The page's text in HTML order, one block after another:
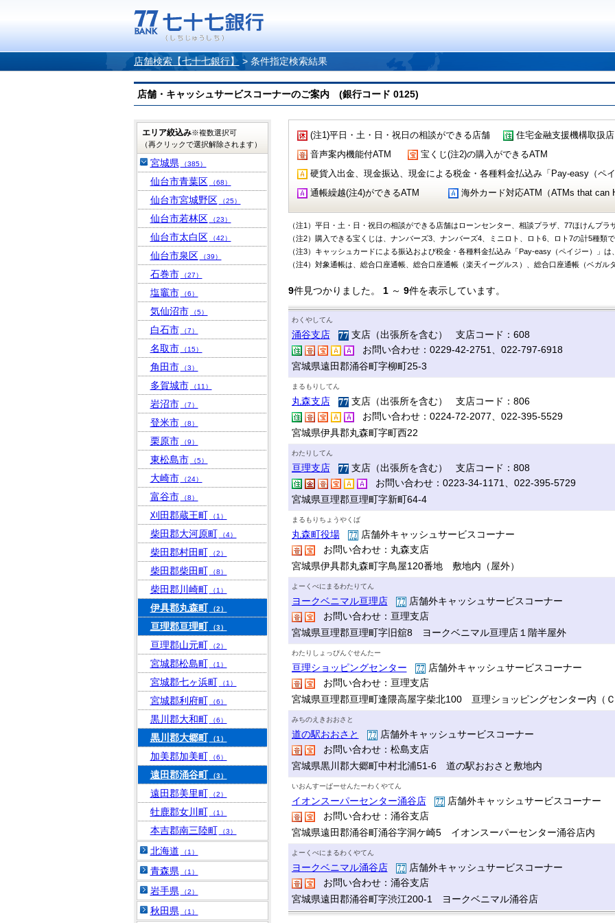
店舗検索【七十七銀行】 > 条件指定検索結果
店舗・キャッシュサービスコーナーのご案内 (銀行コード 0125)
(注1)平日・土・日・祝日の相談ができる店舗 住宅金融支援機構取扱店
音声案内機能付ATM
宝くじ(注2)の購入ができるATM
硬貨入出金、現金振込、現金による税金・各種料金払込み「Pay-easy（ペ
通帳繰越(注4)ができるATM
海外カード対応ATM（ATMs that can
（注1）平日・土・日・祝日の相談ができる店舗はローンセンター、相談プラザ、77ほけんプラ
（注2）購入できる宝くじは、ナンバーズ3、ナンバーズ4、ミニロト、ロト6、ロト7の計5種類で
（注3）キャッシュカードによる振込および税金・各種料金払込み「Pay-easy（ペイジー）」は
（注4）対象通帳は、総合口座通帳、総合口座通帳（楽天イーグルス）、総合口座通帳（ベガル
9件見つかりました。 1～ 9件を表示しています。
わくやしてん
涌谷支店
支店（出張所を含む） 支店コード：608
お問い合わせ：0229-42-2751、022-797-6918
宮城県遠田郡涌谷町字柳町25-3
まるもりしてん
丸森支店
支店（出張所を含む） 支店コード：806
お問い合わせ：0224-72-2077、022-395-5529
宮城県伊具郡丸森町字町西22
わたりしてん
亘理支店
支店（出張所を含む） 支店コード：808
お問い合わせ：0223-34-1171、022-395-5729
宮城県亘理郡亘理町字新町64-4
まるもりちょうやくば
丸森町役場
店舗外キャッシュサービスコーナー
お問い合わせ：丸森支店
宮城県伊具郡丸森町字鳥屋120番地 敷地内（屋外）
よーくべにまるわたりてん
ヨークベニマル亘理店
店舗外キャッシュサービスコーナー
お問い合わせ：亘理支店
宮城県亘理郡亘理町字旧舘8 ヨークベニマル亘理店１階半屋外
わたりしょっぴんぐせんたー
亘理ショッピングセンター
店舗外キャッシュサービスコーナー
お問い合わせ：亘理支店
宮城県亘理郡亘理町逢隈高屋字柴北100 亘理ショッピングセンター内（Ｃ
みちのえきおおさと
道の駅おおさと
店舗外キャッシュサービスコーナー
お問い合わせ：松島支店
宮城県黒川郡大郷町中村北浦51-6 道の駅おおさと敷地内
いおんすーぱーせんたーわくやてん
イオンスーパーセンター涌谷店
店舗外キャッシュサービスコーナー
お問い合わせ：涌谷支店
宮城県遠田郡涌谷町涌谷字洞ケ崎5 イオンスーパーセンター涌谷店内
よーくべにまるわくやてん
ヨークベニマル涌谷店
店舗外キャッシュサービスコーナー
お問い合わせ：涌谷支店
宮城県遠田郡涌谷町字渋江200-1 ヨークベニマル涌谷店
エリア絞込み※複数選択可
（再クリックで選択解除されます）
宮城県 （385）
仙台市青葉区 （68）
仙台市宮城野区 （25）
仙台市若林区 （23）
仙台市太白区 （42）
仙台市泉区 （39）
石巻市 （27）
塩竈市 （6）
気仙沼市 （5）
白石市 （7）
名取市 （15）
角田市 （3）
多賀城市 （11）
岩沼市 （7）
登米市 （8）
栗原市 （9）
東松島市 （5）
大崎市 （24）
富谷市 （8）
刈田郡蔵王町 （1）
柴田郡大河原町 （4）
柴田郡村田町 （2）
柴田郡柴田町 （8）
柴田郡川崎町 （1）
伊具郡丸森町 （2）
亘理郡亘理町 （3）
亘理郡山元町 （2）
宮城郡松島町 （1）
宮城郡七ヶ浜町 （1）
宮城郡利府町 （6）
黒川郡大和町 （6）
黒川郡大郷町 （1）
加美郡加美町 （6）
遠田郡涌谷町 （3）
遠田郡美里町 （2）
牡鹿郡女川町 （1）
本吉郡南三陸町 （3）
北海道 （1）
青森県 （1）
岩手県 （2）
秋田県 （1）